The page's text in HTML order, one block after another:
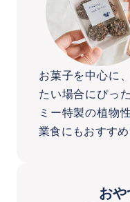
お菓子を中心に
たい場合にぴっ
ミー特製の植物
業食にもおすすめ
お